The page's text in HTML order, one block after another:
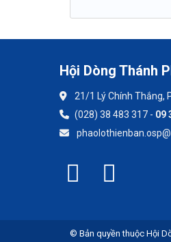
Hội Dòng Thánh
21/1 Lý Chính Thắng,
(028) 38 483 317 - 09
© Bản quyền thuộc Hội